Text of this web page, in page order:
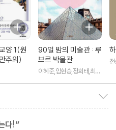
양 1(원
주의)
90일 밤의 미술관 : 루
브르 박물관
이혜준,임현승,정희태,최준
다!”